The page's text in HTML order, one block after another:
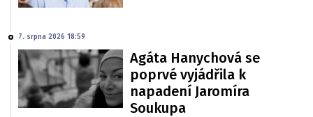
7. srpna 2026 18:59
Agáta Hanychová se
poprvé vyjádřila k
napadení Jaromíra
Soukupa